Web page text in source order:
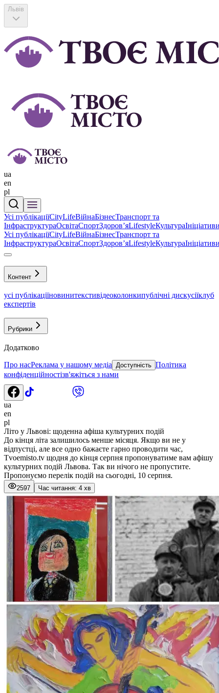
Львів
ua
en
pl
Усі публікаціїCityLifeВійнаБізнесТранспорт та
ІнфраструктураОсвітаСпортЗдоровʼяLifestyleКультура
Усі публікаціїCityLifeВійнаБізнесТранспорт та
ІнфраструктураОсвітаСпортЗдоровʼяLifestyleКультура
Контент
усі публікаціїновинитекстивідеоколонкипублічні дискусіїклуб
експертів
Рубрики
Додатково
Про насРеклама у нашому медіа Доступність Політика
конфіденційностізв'яжіться з нами
ua
en
pl
Літо у Львові: щоденна афіша культурних подій
До кінця літа залишилось менше місяця. Якщо ви не у
відпустці, але все одно бажаєте гарно проводити час,
Tvoemisto.tv щодня до кінця серпня пропонуватиме вам афішу
культурних подій Львова. Так ви нічого не пропустите.
Пропонуємо перелік подій на сьогодні, 10 серпня.
2597 Час читання: 4 хв